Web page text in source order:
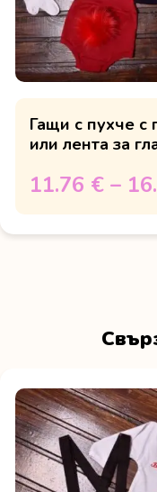
Гащи с пухче с
или лента за
11.76 € –